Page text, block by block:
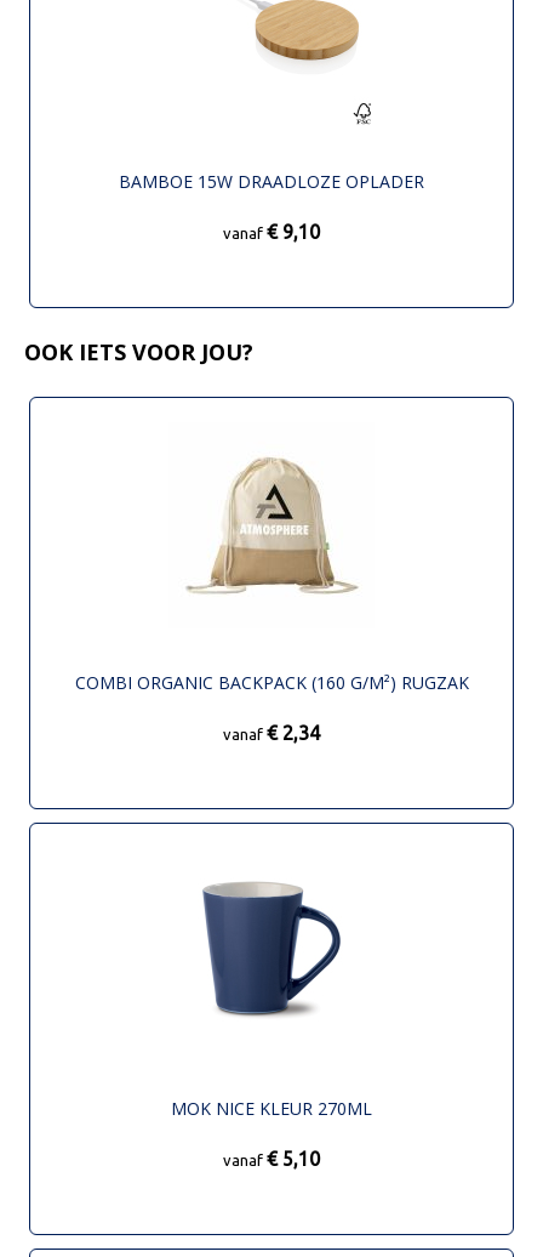
BAMBOE 15W DRAADLOZE OPLADER
vanaf € 9,10
OOK IETS VOOR JOU?
COMBI ORGANIC BACKPACK (160 G/M²) RUGZAK
vanaf € 2,34
MOK NICE KLEUR 270ML
vanaf € 5,10